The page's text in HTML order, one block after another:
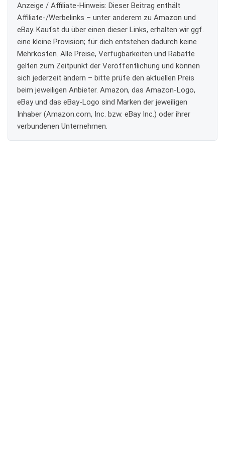
Anzeige / Affiliate-Hinweis: Dieser Beitrag enthält
Affiliate-/Werbelinks – unter anderem zu Amazon und
eBay. Kaufst du über einen dieser Links, erhalten wir ggf.
eine kleine Provision; für dich entstehen dadurch keine
Mehrkosten. Alle Preise, Verfügbarkeiten und Rabatte
gelten zum Zeitpunkt der Veröffentlichung und können
sich jederzeit ändern – bitte prüfe den aktuellen Preis
beim jeweiligen Anbieter. Amazon, das Amazon-Logo,
eBay und das eBay-Logo sind Marken der jeweiligen
Inhaber (Amazon.com, Inc. bzw. eBay Inc.) oder ihrer
verbundenen Unternehmen.